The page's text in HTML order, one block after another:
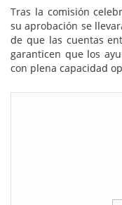
Tras la comisión
su aprobación se
de que las cuentas
garanticen que los
con plena capacidad